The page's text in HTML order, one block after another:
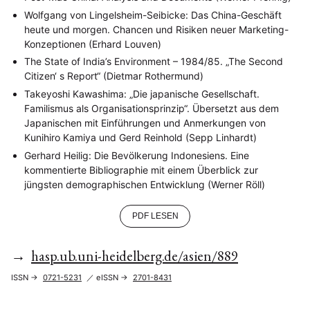
NEWS ASIEN ARBEITSKREISE VERANSTALTUNGEN EXPERTISE
ANGEBOTE
ANTRAG AUF EINEN SMALL GRANT DER DGA MITGLIEDERBEREICH
MITGLIEDSCHAFT
Aktuelles von unseren Mitgliedern (4) Art (5)
Bericht (128) Bildung
Geografie Geschichte (93) Gesellschaft (283) Globalisation
Hybrid (172) Kultur (27) Kunst (4) Lecture (94) Literatur
Medien (24) Migration (39) Nationalism
Wolfgang von Lingelsheim-Seibicke: Das China-Geschäft
heute und morgen. Chancen und Risiken neuer Marketing-
Konzeptionen (Erhard Louven)
The State of India’s Environment – 1984/85. „The Second
Citizen‘ s Report“ (Dietmar Rothermund)
Takeyoshi Kawashima: „Die japanische Gesellschaft.
Familismus als Organisationsprinzip“. Übersetzt aus dem
Japanischen mit Einführungen und Anmerkungen von
Kunihiro Kamiya und Gerd Reinhold (Sepp Linhardt)
Gerhard Heilig: Die Bevölkerung Indonesiens. Eine
kommentierte Bibliographie mit einem Überblick zur
jüngsten demographischen Entwicklung (Werner Röll)
PDF LESEN
→ hasp.ub.uni-heidelberg.de/asien/889
ISSN → 0721-5231 ／ eISSN → 2701-8431